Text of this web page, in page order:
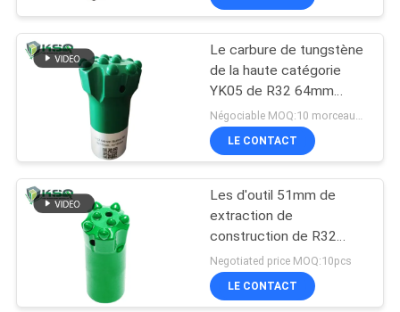
Le carbure de tungstène
de la haute catégorie
YK05 de R32 64mm
insère le peu de
perceuse de bouton
LE CONTACT
Les d'outil 51mm de
extraction de
construction de R32
45mm fil le peu de
perceuse de bouton
Negotiated price MOQ:10pcs
LE CONTACT